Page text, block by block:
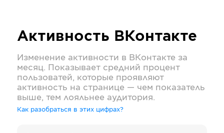
Активность ВКонтакте
Изменение активности в ВКонтакте за
месяц. Показывает средний процент
пользоватей, которые проявляют
активность на странице — чем показатель
выше, тем лояльнее аудитория.
Как разобраться в этих цифрах?